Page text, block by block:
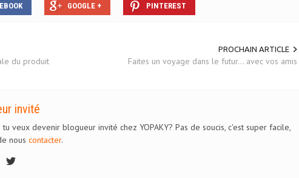
GOOGLE + PINTEREST
du produit
PROCHAIN ARTICLE
Faites un voyage dans le futur... avec vos amis
invité
tu veux devenir blogueur invité chez YOPAKY? Pas de soucis, c'est super facile,
nous contacter.